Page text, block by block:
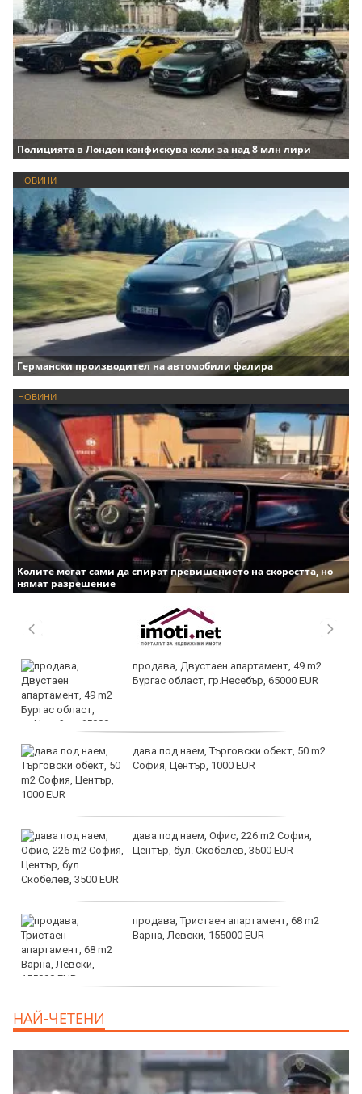
Полицията в Лондон конфискува коли за над 8 млн лири
НОВИНИ
Германски производител на автомобили фалира
НОВИНИ
Колите могат сами да спират превишението на скоростта, но
нямат разрешение
продава, Двустаен апартамент, 49 m2
Бургас област, гр.Несебър, 65000 EUR
дава под наем, Търговски обект, 50 m2
София, Център, 1000 EUR
дава под наем, Офис, 226 m2 София,
Център, бул. Скобелев, 3500 EUR
продава, Тристаен апартамент, 68 m2
Варна, Левски, 155000 EUR
НАЙ-ЧЕТЕНИ